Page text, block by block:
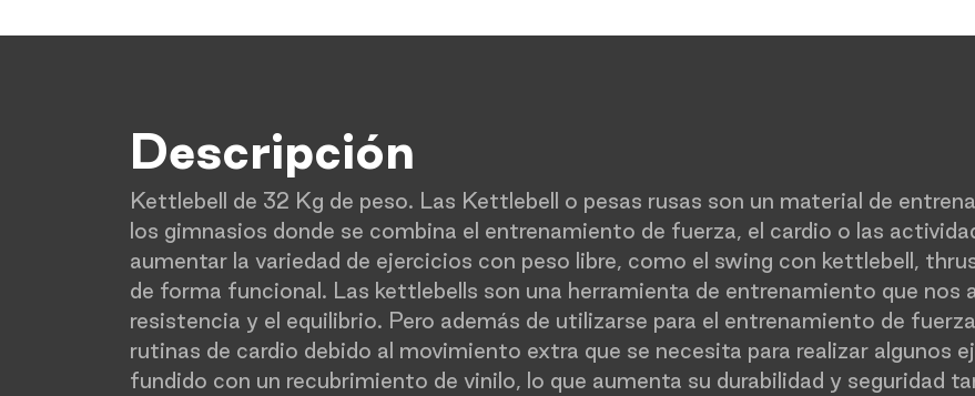
Descripción
Kettlebell de 32 Kg de peso. Las Kettlebell o pesas rusas son un material de
los gimnasios donde se combina el entrenamiento de fuerza, el cardio o las
aumentar la variedad de ejercicios con peso libre, como el swing con kettlebell,
de forma funcional. Las kettlebells son una herramienta de entrenamiento que nos
resistencia y el equilibrio. Pero además de utilizarse para el entrenamiento de
rutinas de cardio debido al movimiento extra que se necesita para realizar algunos
fundido con un recubrimiento de vinilo, lo que aumenta su durabilidad y seguridad